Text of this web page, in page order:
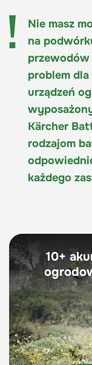
Nie masz
na
przewodów
problem
urządzeń
Kärcher
rodzajom
każdego
10+